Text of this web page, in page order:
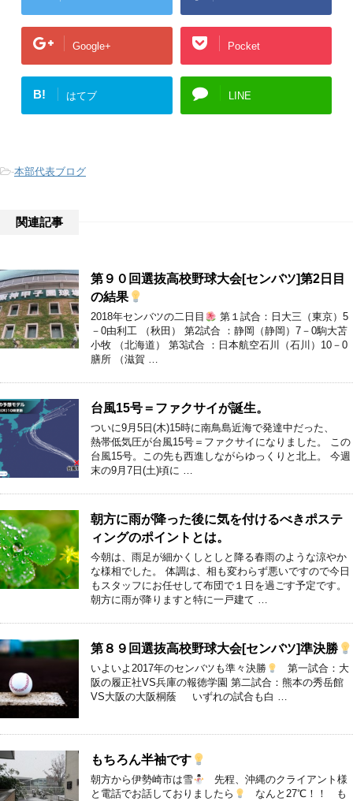
Google+ Pocket
B! はてブ LINE
-本部代表ブログ
関連記事
第９０回選抜高校野球大会[センバツ]第2日目
の結果
2018年センバツの二日目
第１試合：日大三（東京）5
－0由利工 （秋田） 第2試合 ：静岡（静岡）7－0駒大苫
小牧 （北海道） 第3試合 ：日本航空石川（石川）10－0
膳所 （滋賀 …
台風15号＝ファクサイが誕生。
ついに9月5日(木)15時に南鳥島近海で発達中だった、
熱帯低気圧が台風15号＝ファクサイになりました。 この
台風15号。この先も西進しながらゆっくりと北上。 今週
末の9月7日(土)頃に …
朝方に雨が降った後に気を付けるべきポステ
ィングのポイントとは。
今朝は、雨足が細かくしとしと降る春雨のような涼やか
な様相でした。 体調は、相も変わらず悪いですので今日
もスタッフにお任せして布団で１日を過ごす予定です。
朝方に雨が降りますと特に一戸建て …
第８９回選抜高校野球大会[センバツ]準決勝
いよいよ2017年のセンバツも準々決勝
第一試合：大
阪の履正社VS兵庫の報徳学園 第二試合：熊本の秀岳館
VS大阪の大阪桐蔭 いずれの試合も白 …
もちろん半袖です
朝方から伊勢崎市は雪
先程、沖縄のクライアント様
と電話でお話しておりましたら
なんと27℃！！ も